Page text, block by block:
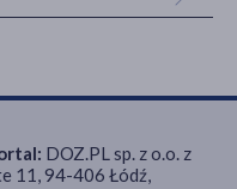
DOZ.PL sp. z o.o. z
11, 94-406 Łódź,